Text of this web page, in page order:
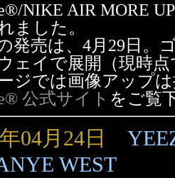
NIKE AIR MORE
ました。
発売は、4月29日。
ェイで展開（現時
ジでは画像アップ
公式サイト をご覧
04月24日
WEST